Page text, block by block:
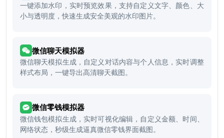
一键添加水印，实时预览效果，支持自定义文字、颜色、大
小与透明度，快速生成安全美观的水印图片。
微信聊天模拟器
微信聊天模拟生成，自定义对话内容与个人信息，实时调整
样式布局，一键导出高清聊天截图。
微信零钱模拟器
微信钱包模拟生成，实时可视化编辑，自定义金额、时间、
网络状态，秒级生成逼真微信零钱界面截图。